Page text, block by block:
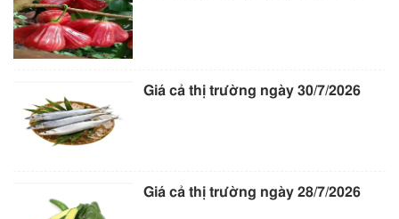
Giá cả thị trường ngày 30/7/2026
Giá cả thị trường ngày 28/7/2026